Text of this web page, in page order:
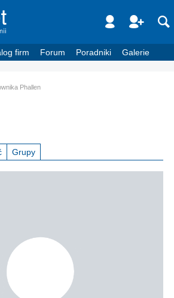
firm Forum Poradniki Galerie
Phallen
Grupy